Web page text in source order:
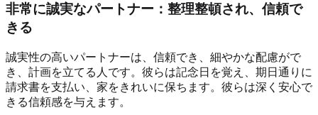
非常に誠実なパートナー：整理整頓され、信頼で
きる
誠実性の高いパートナーは、信頼でき、細やかな配慮がで
き、計画を立てる人です。彼らは記念日を覚え、期日通りに
請求書を支払い、家をきれいに保ちます。彼らは深く安心で
きる信頼感を与えます。